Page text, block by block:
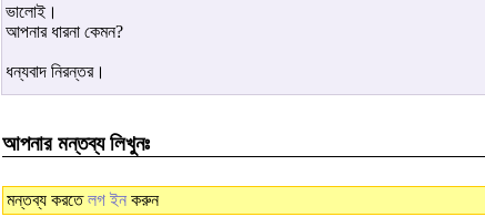
ভালোই।
আপনার ধারনা কেমন?
ধন্যবাদ নিরন্তর।
আপনার মন্তব্য লিখুনঃ
মন্তব্য করতেলগ ইন করুন